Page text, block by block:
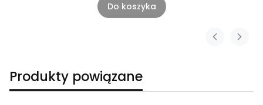
Do koszyka
Produkty powiązane